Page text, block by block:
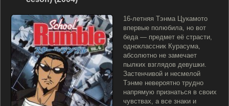
16-летняя Тэнма Цукамото
впервые полюбила, но вот
беда — предмет её страсти,
одноклассник Курасума,
абсолютно не замечает
пылких взглядов девушки.
Застенчивой и несмелой
Тэнме невероятно трудно
напрямую признаться в своих
чувствах, а все знаки и